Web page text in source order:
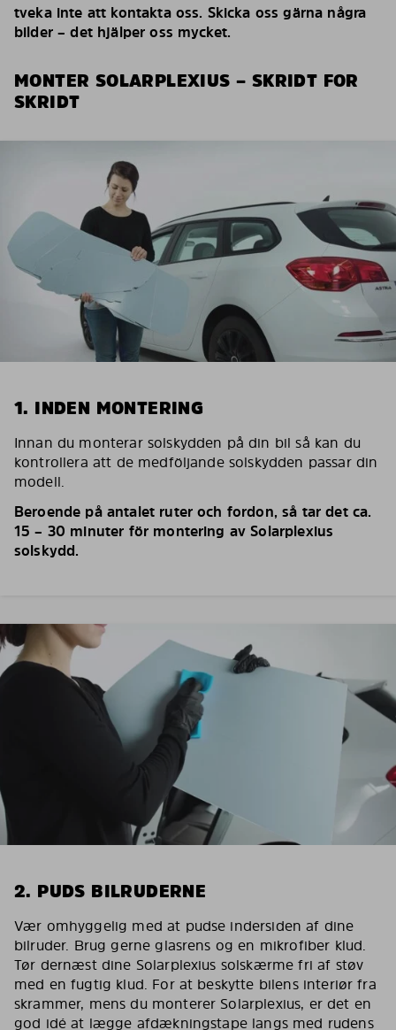
tveka inte att kontakta oss. Skicka oss gärna några
bilder – det hjälper oss mycket.
MONTER SOLARPLEXIUS – SKRIDT FOR
SKRIDT
1. INDEN MONTERING
Innan du monterar solskydden på din bil så kan du
kontrollera att de medföljande solskydden passar din
modell.
Beroende på antalet ruter och fordon, så tar det ca.
15 – 30 minuter för montering av Solarplexius
solskydd.
2. PUDS BILRUDERNE
Vær omhyggelig med at pudse indersiden af dine
bilruder. Brug gerne glasrens og en mikrofiber klud.
Tør dernæst dine Solarplexius solskærme fri af støv
med en fugtig klud. For at beskytte bilens interiør fra
skrammer, mens du monterer Solarplexius, er det en
god idé at lægge afdækningstape langs med rudens